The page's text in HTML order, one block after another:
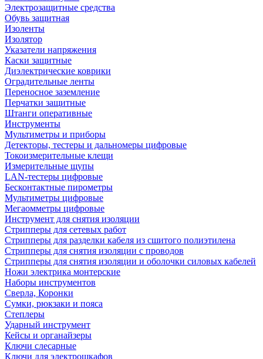
Электрозащитные средства
Обувь защитная
Изоленты
Изолятор
Указатели напряжения
Каски защитные
Диэлектрические коврики
Оградительные ленты
Переносное заземление
Перчатки защитные
Штанги оперативные
Инструменты
Мультиметры и приборы
Детекторы, тестеры и дальномеры цифровые
Токоизмерительные клещи
Измерительные щупы
LAN-тестеры цифровые
Бесконтактные пирометры
Мультиметры цифровые
Мегаомметры цифровые
Инструмент для снятия изоляции
Стрипперы для сетевых работ
Стрипперы для разделки кабеля из сшитого полиэтилена
Cтрипперы для снятия изоляции с проводов
Стрипперы для снятия изоляции и оболочки силовых кабелей
Ножи электрика монтерские
Наборы инструментов
Сверла, Коронки
Сумки, рюкзаки и пояса
Степлеры
Ударный инструмент
Кейсы и органайзеры
Ключи слесарные
Ключи для электрошкафов